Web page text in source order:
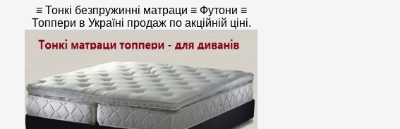
≡ Тонкі безпружинні матраци ≡ Футони ≡
Топпери в Україні продаж по акційній ціні.